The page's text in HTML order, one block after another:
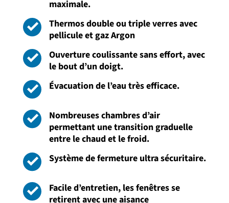
maximale.
Thermos double ou triple verres avec
pellicule et gaz Argon
Ouverture coulissante sans effort, avec
le bout d’un doigt.
Évacuation de l’eau très efficace.
Nombreuses chambres d’air
permettant une transition graduelle
entre le chaud et le froid.
Système de fermeture ultra sécuritaire.
Facile d’entretien, les fenêtres se
retirent avec une aisance